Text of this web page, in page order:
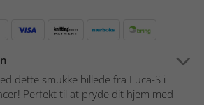
dette smukke billede fra Luca-S i
Perfekt til at pryde dit hjem med